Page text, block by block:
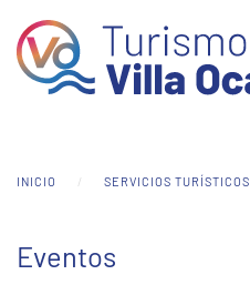
Skip to main content
INICIO SERVICIOS TURÍSTICOS
Eventos